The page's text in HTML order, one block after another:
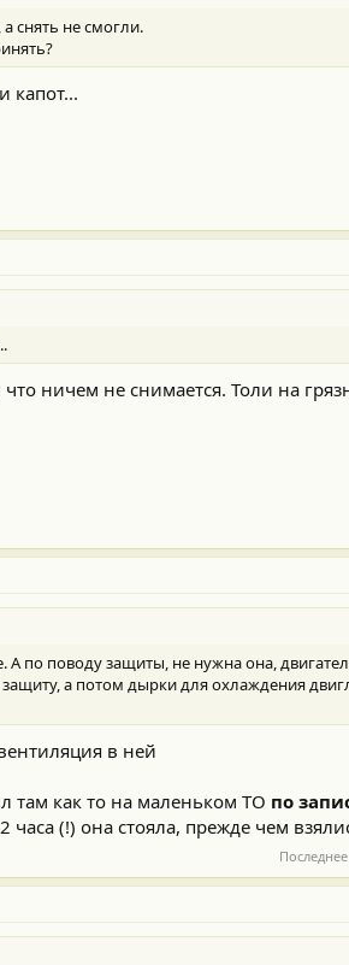
снять не смогли.
капот...
ничем не снимается. Толи на
А по поводу защиты, не нужна она,
а потом дырки для охлаждения
в ней
там как то на маленьком ТО по
(!) она стояла, прежде чем